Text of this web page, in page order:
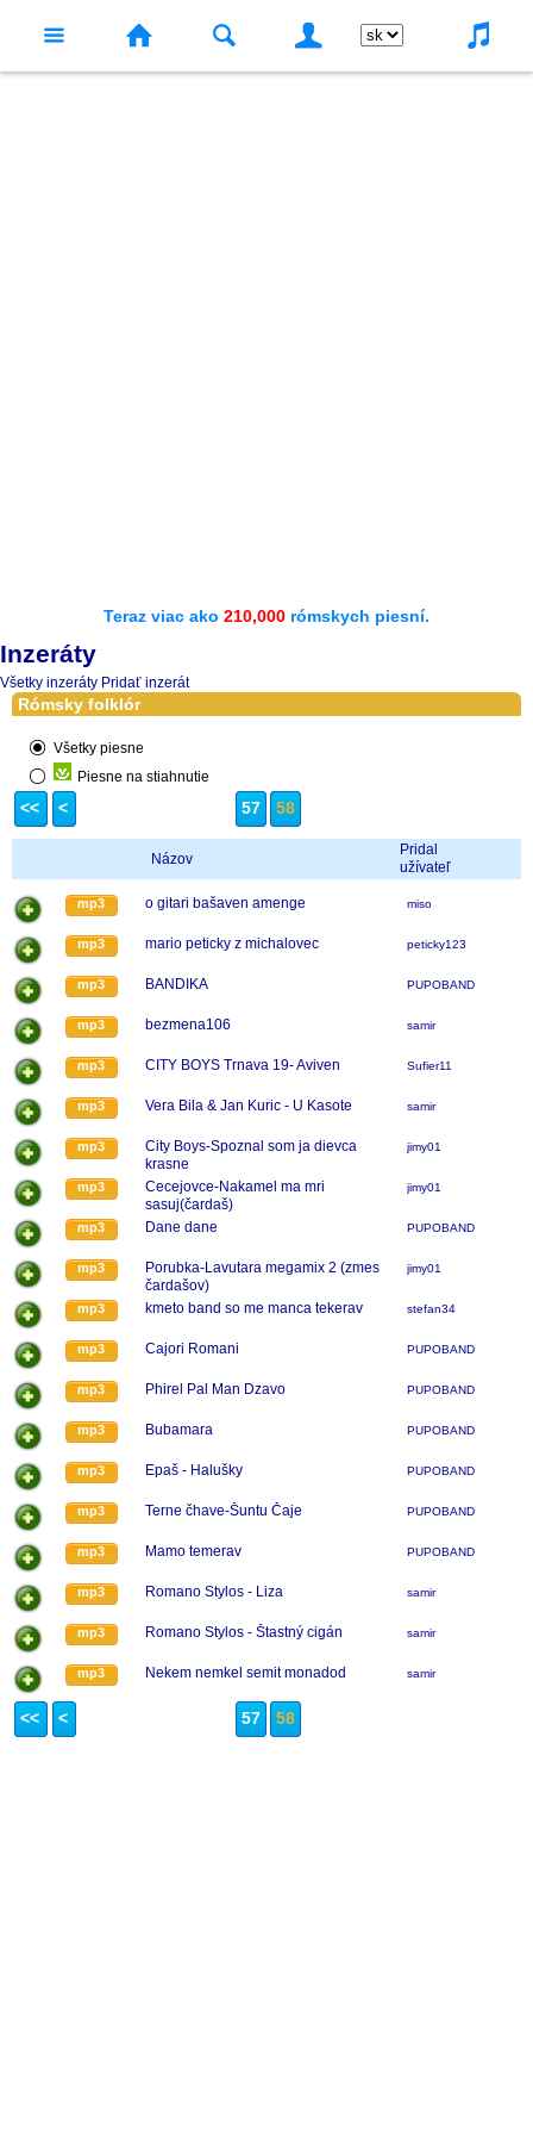
Teraz viac ako 210,000 rómskych piesní.
Inzeráty
Všetky inzeráty Pridať inzerát
Rómsky folklór
Všetky piesne
Piesne na stiahnutie
<< < 57 58
Názov
Pridal
užívateľ
mp3 o gitari bašaven amenge miso
mp3 mario peticky z michalovec peticky123
mp3 BANDIKA PUPOBAND
mp3 bezmena106 samir
mp3 CITY BOYS Trnava 19- Aviven Sufier11
mp3 Vera Bila & Jan Kuric - U Kasote samir
mp3
City Boys-Spoznal som ja dievca
krasne
jimy01
mp3
Cecejovce-Nakamel ma mri
sasuj(čardaš)
jimy01
mp3 Dane dane PUPOBAND
mp3
Porubka-Lavutara megamix 2 (zmes
čardašov)
jimy01
mp3 kmeto band so me manca tekerav stefan34
mp3 Cajori Romani PUPOBAND
mp3 Phirel Pal Man Dzavo PUPOBAND
mp3 Bubamara PUPOBAND
mp3 Epaš - Halušky PUPOBAND
mp3 Terne čhave-Šuntu Čaje PUPOBAND
mp3 Mamo temerav PUPOBAND
mp3 Romano Stylos - Liza samir
mp3 Romano Stylos - Štastný cigán samir
mp3 Nekem nemkel semit monadod samir
<< < 57 58